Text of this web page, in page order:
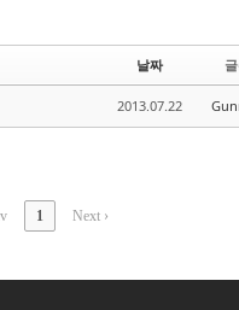
날짜
2013.07.22
1 Next ›